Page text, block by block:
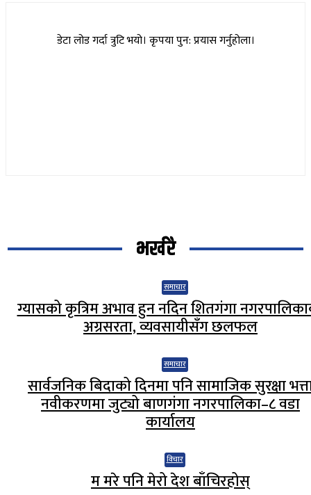
डेटा लोड गर्दा त्रुटि भयो। कृपया पुन: प्रयास गर्नुहोला।
भर्खरै
समाचार
ग्यासको कृत्रिम अभाव हुन नदिन शितगंगा
अग्रसरता, व्यवसायीसँग छलफल
समाचार
सार्वजनिक बिदाको दिनमा पनि सामाजिक सुरक्षा
नवीकरणमा जुट्यो बाणगंगा नगरपालिका–८ वडा
कार्यालय
विचार
म मरे पनि मेरो देश बाँचिरहोस्